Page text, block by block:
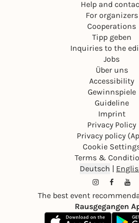
Help and
For organizers
Cooperations
Tipp geben
Inquiries to the
Jobs
Über uns
Accessibility
Gewinnspiele
Guideline
Imprint
Privacy Policy
Privacy policy
Cookie
Terms &
Deutsch |
The best event
Rausgegangen